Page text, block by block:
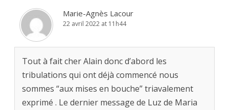
Marie-Agnès Lacour
22 avril 2022 at 11h44
Tout à fait cher Alain donc d’abord les
tribulations qui ont déjà commencé nous
sommes “aux mises en bouche” triavalement
exprimé . Le dernier message de Luz de Maria